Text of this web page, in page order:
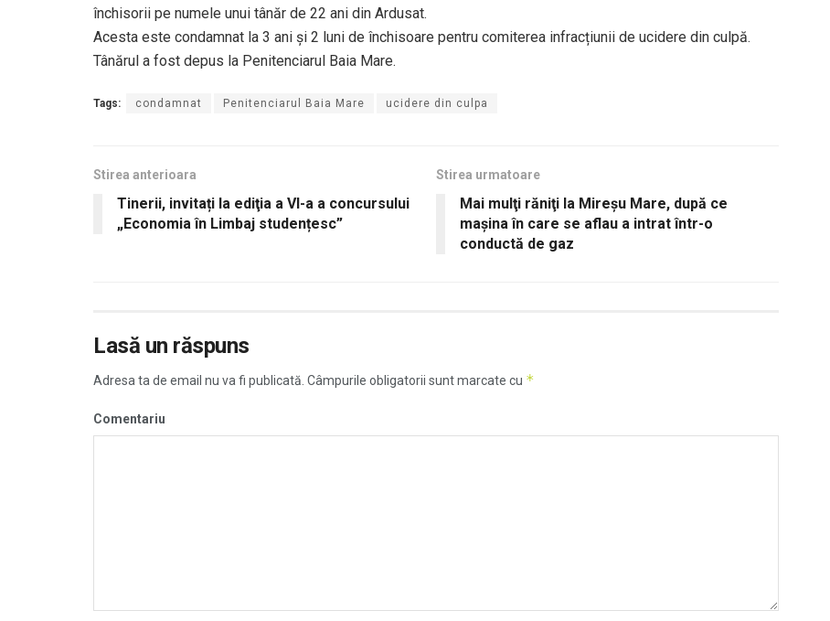
închisorii pe numele unui tânăr de 22 ani din Ardusat.
Acesta este condamnat la 3 ani și 2 luni de închisoare pentru comiterea infracțiunii de ucidere din culpă.
Tânărul a fost depus la Penitenciarul Baia Mare.
Tags: condamnat Penitenciarul Baia Mare ucidere din culpa
Stirea anterioara
Tinerii, invitați la ediţia a VI-a a concursului
„Economia în Limbaj studențesc”
Stirea urmatoare
Mai mulţi răniţi la Mireşu Mare, după ce
maşina în care se aflau a intrat într-o
conductă de gaz
Lasă un răspuns
Adresa ta de email nu va fi publicată. Câmpurile obligatorii sunt marcate cu *
Comentariu